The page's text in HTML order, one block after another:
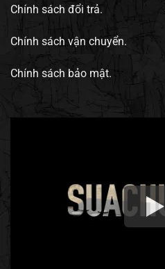
Chính sách đổi trả.
Chính sách vận chuyển.
Chính sách bảo mật.